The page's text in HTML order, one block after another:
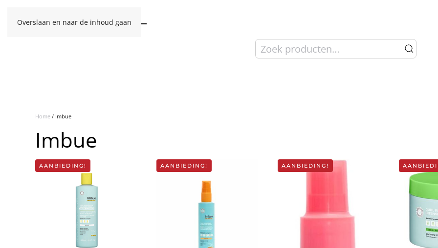
Overslaan en naar de inhoud gaan
Zoeken
naar:
Home / Imbue
Imbue
AANBIEDING! AANBIEDING! AANBIEDING!